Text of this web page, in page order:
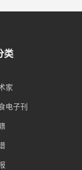
类
家
电子刊